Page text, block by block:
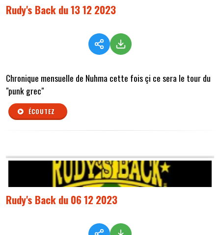
Rudy's Back du 13 12 2023
Chronique mensuelle de Nuhma cette fois çi ce sera le tour du
"punk grec"
ÉCOUTEZ
Rudy's Back du 06 12 2023